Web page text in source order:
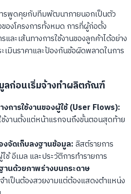
รพูดคุยกับทีมพัฒนาภายนอกเป็นตัว
องโครงการทั้งหมด การที่ผู้ก่อตั้ง
ละเส้นทางการใช้งานของลูกค้าได้อย่าง
เมินราคาและป้องกันข้อผิดพลาดในการ
ลก่อนเริ่มจ้างทำผลิตภัณฑ์
การใช้งานของผู้ใช้ (User Flows):
งานตั้งแต่หน้าแรกจนถึงขั้นตอนสุดท้าย
จัดเก็บลงฐานข้อมูล:ลิสต์รายการ
อีเมล และประวัติการทำรายการ
นด้วยภาพร่างบนกระดาษ
ำเป็นต้องสวยงามแต่ต้องแสดงตำแหน่ง